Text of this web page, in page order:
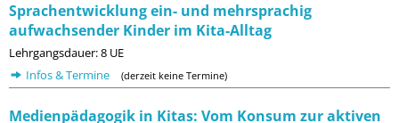
Sprachentwicklung ein- und mehrsprachig
aufwachsender Kinder im Kita-Alltag
Lehrgangsdauer: 8 UE
Infos & Termine
(derzeit keine Termine)
Medienpädagogik in Kitas: Vom Konsum zur aktiven